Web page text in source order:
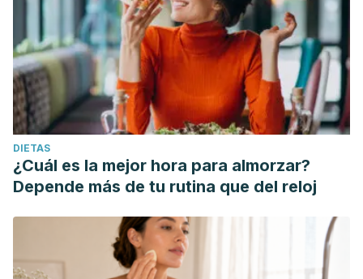
DIETAS
¿Cuál es la mejor hora para almorzar?
Depende más de tu rutina que del reloj